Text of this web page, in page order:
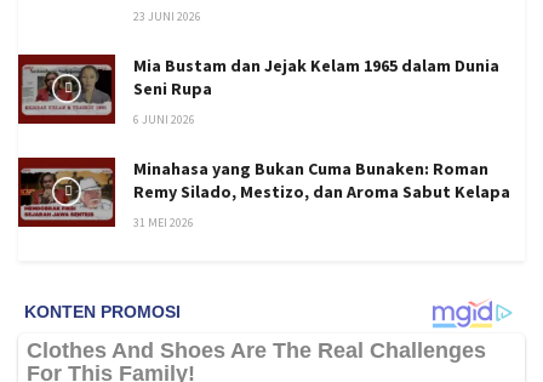
23 JUNI 2026
Mia Bustam dan Jejak Kelam 1965 dalam Dunia
Seni Rupa
6 JUNI 2026
Minahasa yang Bukan Cuma Bunaken: Roman
Remy Silado, Mestizo, dan Aroma Sabut Kelapa
31 MEI 2026